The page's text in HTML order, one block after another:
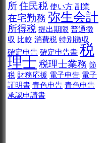
所住民税 使い方 副業
在宅勤務 弥生会計
所得税 提出期限 普通徴
収 比較 消費税 特別徴収
確定申告 確定申告書 税
理士 税理士業務 節
税 財務応援 電子申告 電子
証明書 青色申告 青色申告
承認申請書